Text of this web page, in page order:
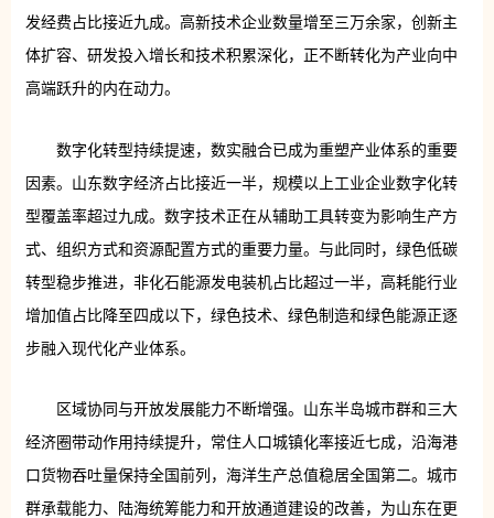
发经费占比接近九成。高新技术企业数量增至三万余家，创新主
体扩容、研发投入增长和技术积累深化，正不断转化为产业向中
高端跃升的内在动力。
数字化转型持续提速，数实融合已成为重塑产业体系的重要
因素。山东数字经济占比接近一半，规模以上工业企业数字化转
型覆盖率超过九成。数字技术正在从辅助工具转变为影响生产方
式、组织方式和资源配置方式的重要力量。与此同时，绿色低碳
转型稳步推进，非化石能源发电装机占比超过一半，高耗能行业
增加值占比降至四成以下，绿色技术、绿色制造和绿色能源正逐
步融入现代化产业体系。
区域协同与开放发展能力不断增强。山东半岛城市群和三大
经济圈带动作用持续提升，常住人口城镇化率接近七成，沿海港
口货物吞吐量保持全国前列，海洋生产总值稳居全国第二。城市
群承载能力、陆海统筹能力和开放通道建设的改善，为山东在更